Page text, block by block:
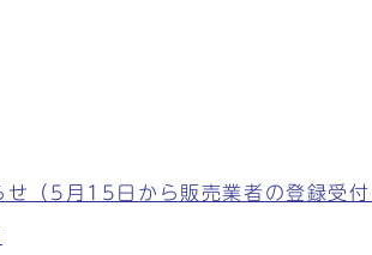
（5月15日から販売業者の登録受